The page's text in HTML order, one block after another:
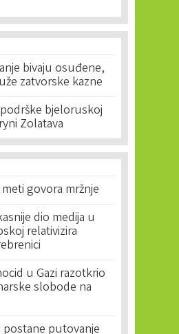
bivaju osuđene,
zatvorske kazne
bjeloruskoj
Zolatava
govora mržnje
dio medija u
relativizira
u Gazi razotkrio
slobode na
postane putovanje